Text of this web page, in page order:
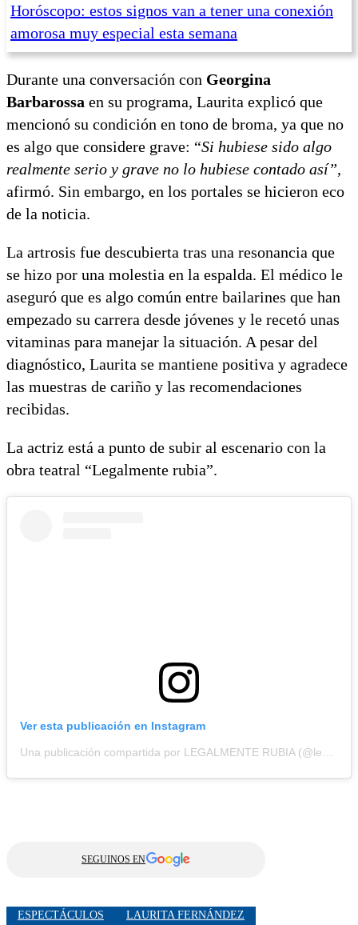
Horóscopo: estos signos van a tener una conexión
amorosa muy especial esta semana
Durante una conversación con Georgina
Barbarossa en su programa, Laurita explicó que
mencionó su condición en tono de broma, ya que no
es algo que considere grave: “Si hubiese sido algo
realmente serio y grave no lo hubiese contado así”,
afirmó. Sin embargo, en los portales se hicieron eco
de la noticia.
La artrosis fue descubierta tras una resonancia que
se hizo por una molestia en la espalda. El médico le
aseguró que es algo común entre bailarines que han
empezado su carrera desde jóvenes y le recetó unas
vitaminas para manejar la situación. A pesar del
diagnóstico, Laurita se mantiene positiva y agradece
las muestras de cariño y las recomendaciones
recibidas.
La actriz está a punto de subir al escenario con la
obra teatral “Legalmente rubia”.
Ver esta publicación en Instagram
SEGUINOS EN
ESPECTÁCULOS LAURITA FERNÁNDEZ